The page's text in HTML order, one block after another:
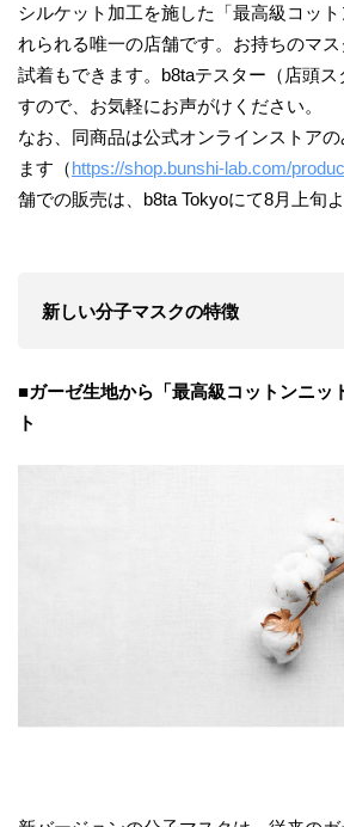
シルケット加工を施した「最高級コッ
れられる唯一の店舗です。お持ちのマ
試着もできます。b8taテスター（店頭ス
すので、お気軽にお声がけください。
なお、同商品は公式オンラインストア
ます（https://shop.bunshi-lab.com/
舗での販売は、b8ta Tokyoにて8月上旬
新しい分子マスクの特徴
■ガーゼ生地から「最高級コットンニッ
ト